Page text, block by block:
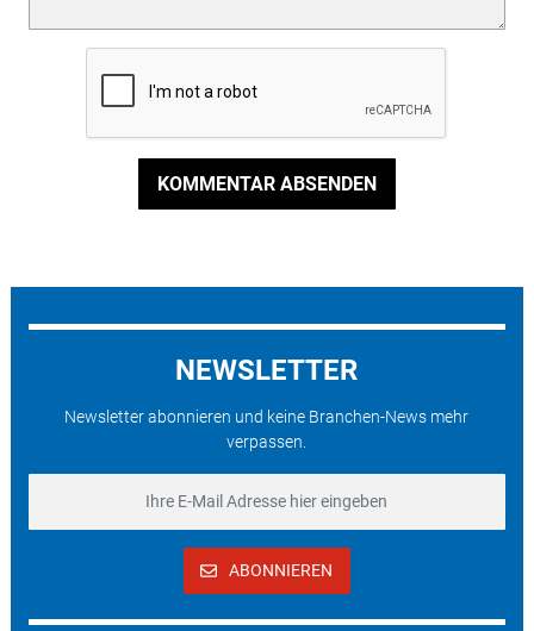
KOMMENTAR ABSENDEN
NEWSLETTER
Newsletter abonnieren und keine Branchen-News mehr
verpassen.
ABONNIEREN